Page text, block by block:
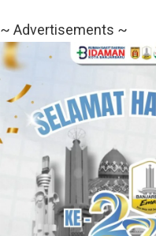
~ Advertisements ~